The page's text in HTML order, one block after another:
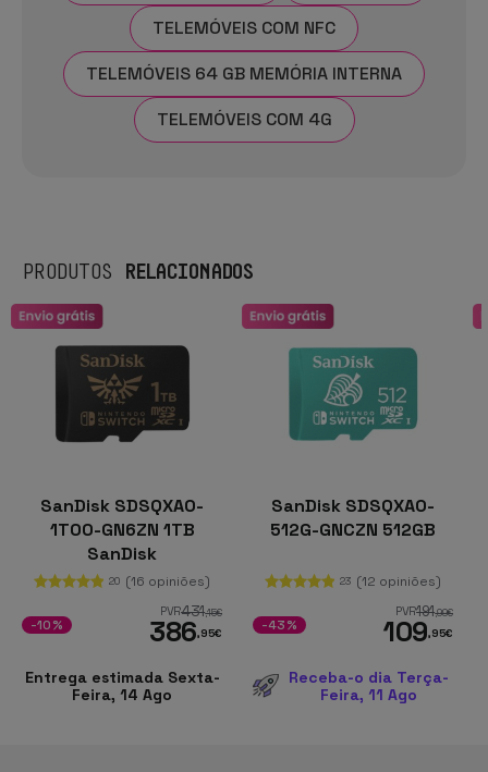
TELEMÓVEIS COM NFC
TELEMÓVEIS 64 GB MEMÓRIA INTERNA
TELEMÓVEIS COM 4G
PRODUTOS RELACIONADOS
SanDisk SDSQXAO-
1T00-GN6ZN 1TB
SanDisk
20 (16 opiniões)
PVR431,15€
386,95€
-10%
Entrega estimada Sexta-
Feira, 14 Ago
SanDisk SDSQXAO-
512G-GNCZN 512GB
23 (12 opiniões)
PVR191,99€
109,95€
-43%
Receba-o dia Terça-
Feira, 11 Ago